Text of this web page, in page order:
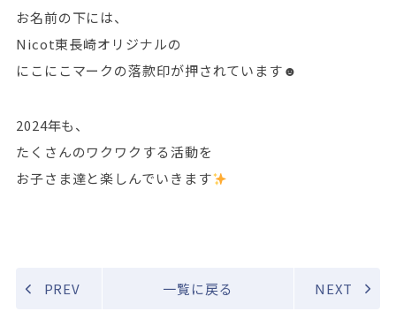
お名前の下には、
Nicot東長崎オリジナルの
にこにこマークの落款印が押されています☻
2024年も、
たくさんのワクワクする活動を
お子さま達と楽しんでいきます
PREV 一覧に戻る NEXT